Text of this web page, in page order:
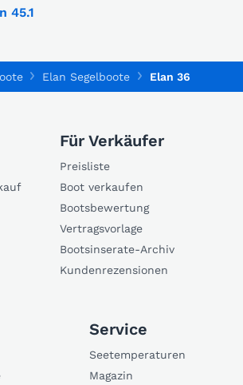
45.1
Elan Segelboote Elan 36
Für Verkäufer
Preisliste
Boot verkaufen
Bootsbewertung
Vertragsvorlage
Bootsinserate-Archiv
Kundenrezensionen
Service
Seetemperaturen
Magazin